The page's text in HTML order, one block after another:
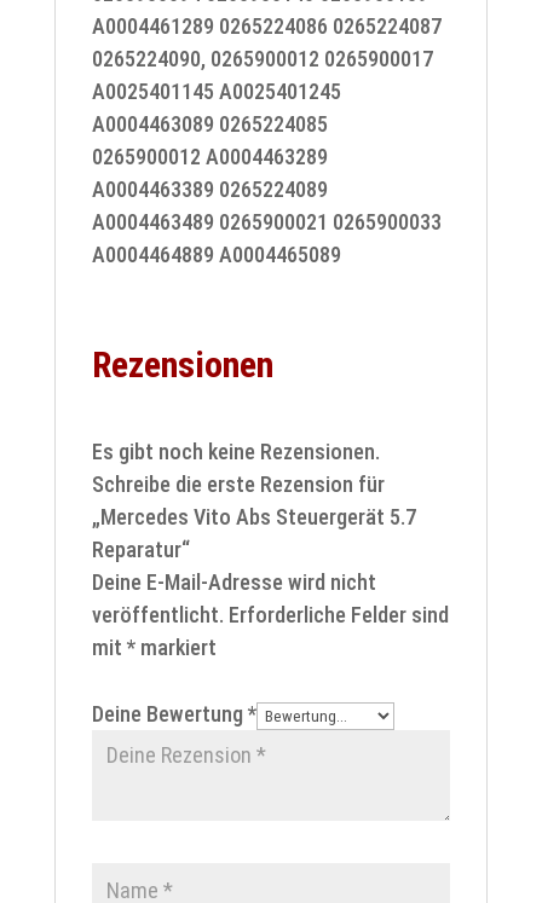
A0004461289 0265224086 0265224087
0265224090, 0265900012 0265900017
A0025401145 A0025401245
A0004463089 0265224085
0265900012 A0004463289
A0004463389 0265224089
A0004463489 0265900021 0265900033
A0004464889 A0004465089
Rezensionen
Es gibt noch keine Rezensionen.
Schreibe die erste Rezension für
„Mercedes Vito Abs Steuergerät 5.7
Reparatur“
Deine E-Mail-Adresse wird nicht
veröffentlicht. Erforderliche Felder sind
mit *markiert
Deine Bewertung *